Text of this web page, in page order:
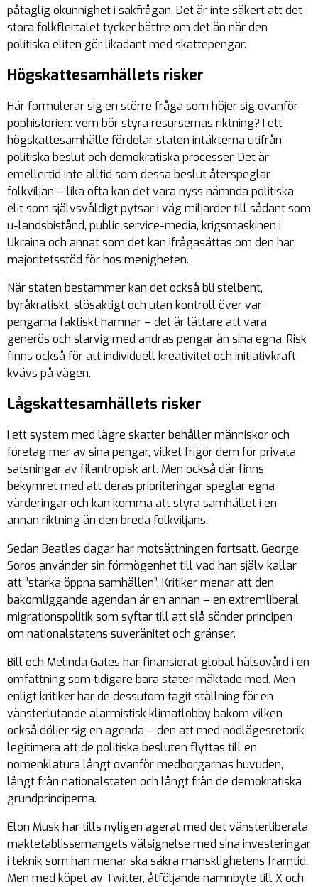
påtaglig okunnighet i sakfrågan. Det är inte säkert att det
stora folkflertalet tycker bättre om det än när den
politiska eliten gör likadant med skattepengar.
Högskattesamhällets risker
Här formulerar sig en större fråga som höjer sig ovanför
pophistorien: vem bör styra resursernas riktning? I ett
högskattesamhälle fördelar staten intäkterna utifrån
politiska beslut och demokratiska processer. Det är
emellertid inte alltid som dessa beslut återspeglar
folkviljan – lika ofta kan det vara nyss nämnda politiska
elit som självsvåldigt pytsar i väg miljarder till sådant som
u-landsbistånd, public service-media, krigsmaskinen i
Ukraina och annat som det kan ifrågasättas om den har
majoritetsstöd för hos menigheten.
När staten bestämmer kan det också bli stelbent,
byråkratiskt, slösaktigt och utan kontroll över var
pengarna faktiskt hamnar – det är lättare att vara
generös och slarvig med andras pengar än sina egna. Risk
finns också för att individuell kreativitet och initiativkraft
kvävs på vägen.
Lågskattesamhällets risker
I ett system med lägre skatter behåller människor och
företag mer av sina pengar, vilket frigör dem för privata
satsningar av filantropisk art. Men också där finns
bekymret med att deras prioriteringar speglar egna
värderingar och kan komma att styra samhället i en
annan riktning än den breda folkviljans.
Sedan Beatles dagar har motsättningen fortsatt. George
Soros använder sin förmögenhet till vad han själv kallar
att ”stärka öppna samhällen”. Kritiker menar att den
bakomliggande agendan är en annan – en extremliberal
migrationspolitik som syftar till att slå sönder principen
om nationalstatens suveränitet och gränser.
Bill och Melinda Gates har finansierat global hälsovård i en
omfattning som tidigare bara stater mäktade med. Men
enligt kritiker har de dessutom tagit ställning för en
vänsterlutande alarmistisk klimatlobby bakom vilken
också döljer sig en agenda – den att med nödlägesretorik
legitimera att de politiska besluten flyttas till en
nomenklatura långt ovanför medborgarnas huvuden,
långt från nationalstaten och långt från de demokratiska
grundprinciperna.
Elon Musk har tills nyligen agerat med det vänsterliberala
maktetablissemangets välsignelse med sina investeringar
i teknik som han menar ska säkra mänsklighetens framtid.
Men med köpet av Twitter, åtföljande namnbyte till X och